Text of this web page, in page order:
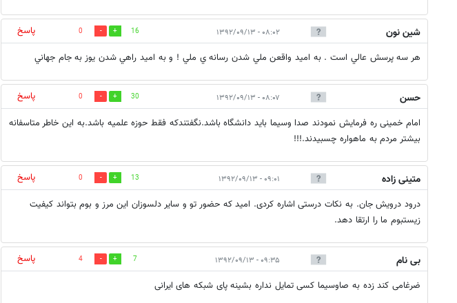
َشين نون ۰۸:۰۲ - ۱۳۹۲/۰۹/۱۳ 16
0
پاسخ
هر سه پرسش عالي است . به اميد واقعن ملي شدن رسانه ي ملي ! و به اميد راهي شدن يوز به جام جهاني
حسن ۰۸:۰۷ - ۱۳۹۲/۰۹/۱۳ 30
0
پاسخ
امام خمینی ره فرمایش نمودند صدا وسیما باید دانشگاه باشد.نگفتندکه فقط حوزه علمیه باشد.به این خاطر متاسفانه
بیشتر مردم به ماهواره چسبیدند.!!!
متینی‏ زاده ۰۹:۰۱ - ۱۳۹۲/۰۹/۱۳ 13
0
پاسخ
درود درویش جان. به نکات درستی اشاره کردی. امید که حضور تو و سایر دلسوزان این مرز و بوم بتواند کیفیت
زیست‏بوم ما را ارتقا دهد.
بی نام ۰۹:۳۵ - ۱۳۹۲/۰۹/۱۳ 7
4
پاسخ
ضرغامی کند زده به صاوسیما کسی تمایل نداره بشینه پای شبکه های ایرانی